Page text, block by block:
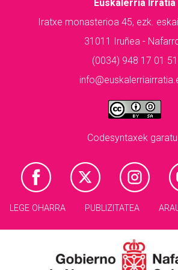
Euskalerria Irratia
Iratxe monasterioa 45, ezk.
31011 Iruñea -
(0034) 948 17 01 51
Codesyntaxek
LEGE OHARRA PUBLIZITATEA